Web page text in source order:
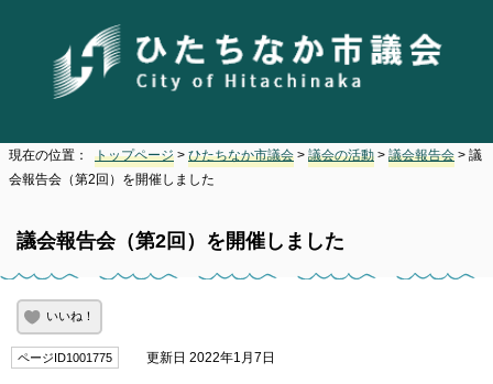
現在の位置： トップページ > ひたちなか市議会 > 議会の活動 > 議会報告会 > 議
会報告会（第2回）を開催しました
議会報告会（第2回）を開催しました
いいね！
ページID1001775 更新日 2022年1月7日